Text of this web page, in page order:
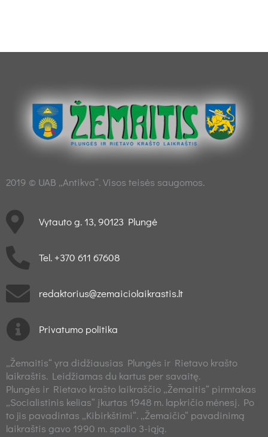
2019 © UAB „Antikva“. Visos teisės saugomos.
Vytauto g. 13, 90123 Plungė
Tel. +370 611 67608
redaktorius@zemaiciolaikrastis.lt
Privatumo politika
„Žemaitis“ yra didžiausias Plungės ir Rietavo krašto
laikraštis. Leidžiamas du kartus per savaitę.
Plungės ir Rietavo krašto laikraščio „Žemaitis“ pirmtakas
„Socialistinis kelias“ įkurtas 1948 m. lapkričio mėnesį. Po
to jis pavadintas „Kibirkštimi“. „Žemaičio“ pavadinimą
laikraštis gavo 1990 m. spalio 3-iąją.